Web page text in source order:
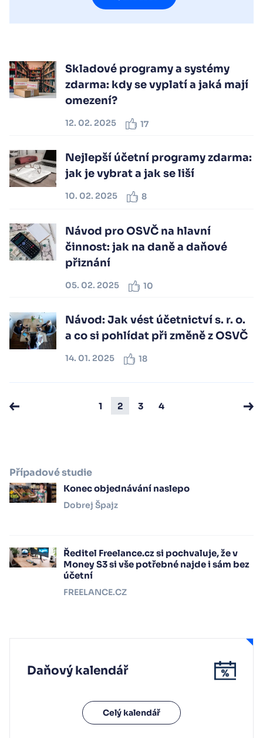
Skladové programy a systémy
zdarma: kdy se vyplatí a jaká mají
omezení?
12. 02. 2025 17
Nejlepší účetní programy zdarma:
jak je vybrat a jak se liší
10. 02. 2025 8
Návod pro OSVČ na hlavní
činnost: jak na daně a daňové
přiznání
05. 02. 2025 10
Návod: Jak vést účetnictví s. r. o.
a co si pohlídat při změně z OSVČ
14. 01. 2025 18
1 2 3 4
Případové studie
Konec objednávání naslepo
Dobrej Špajz
Ředitel Freelance.cz si pochvaluje, že v
Money S3 si vše potřebné najde i sám bez
účetní
FREELANCE.CZ
Daňový kalendář
Celý kalendář